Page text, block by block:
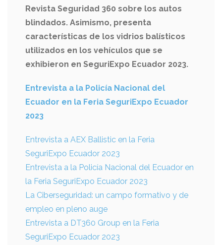
Revista Seguridad 360 sobre los autos
blindados. Asimismo, presenta
características de los vidrios balísticos
utilizados en los vehículos que se
exhibieron en SeguriExpo Ecuador 2023.
Entrevista a la Policía Nacional del
Ecuador en la Feria SeguriExpo Ecuador
2023
Entrevista a AEX Ballistic en la Feria
SeguriExpo Ecuador 2023
Entrevista a la Policía Nacional del Ecuador en
la Feria SeguriExpo Ecuador 2023
La Ciberseguridad: un campo formativo y de
empleo en pleno auge
Entrevista a DT360 Group en la Feria
SeguriExpo Ecuador 2023